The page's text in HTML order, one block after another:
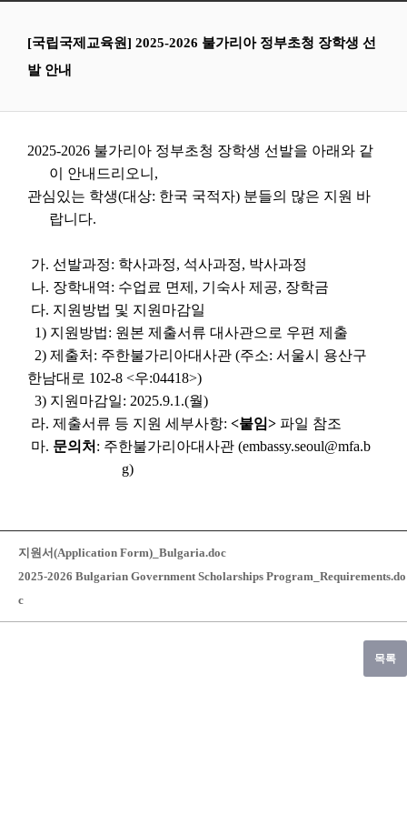
[국립국제교육원] 2025-2026 불가리아 정부초청 장학생 선
발 안내
2025-2026 불가리아 정부초청 장학생 선발을 아래와 같
이 안내드리오니,
관심있는 학생(대상: 한국 국적자) 분들의 많은 지원 바
랍니다.
가. 선발과정: 학사과정, 석사과정, 박사과정
나. 장학내역: 수업료 면제, 기숙사 제공, 장학금
다. 지원방법 및 지원마감일
1) 지원방법: 원본 제출서류 대사관으로 우편 제출
2) 제출처: 주한불가리아대사관 (주소: 서울시 용산구
한남대로 102-8 <우:04418>)
3) 지원마감일: 2025.9.1.(월)
라. 제출서류 등 지원 세부사항: <붙임> 파일 참조
마. 문의처 : 주한불가리아대사관 (embassy.seoul@mfa.b
g)
지원서(Application Form)_Bulgaria.doc
2025-2026 Bulgarian Government Scholarships Program_Requirements.do
c